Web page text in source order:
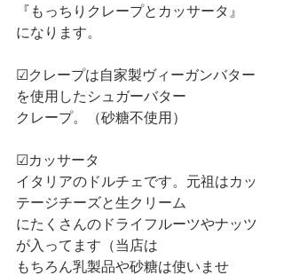
『もっちりクレープとカッサータ』
になります。
☑クレープは自家製ヴィーガンバター
を使用したシュガーバター
クレープ。（砂糖不使用）
☑カッサータ
イタリアのドルチェです。元祖はカッ
テージチーズと生クリーム
にたくさんのドライフルーツやナッツ
が入ってます（当店は
もちろん乳製品や砂糖は使いませ